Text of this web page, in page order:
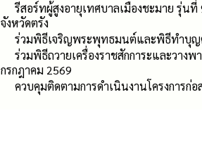
รีสอร์ทผู้สูงอายุเทศบาลเมืองชะมาย รุ่
จังหวัดตรัง
ร่วมพิธีเจริญพระพุทธมนต์และพิธีทำบุญตั
ร่วมพิธีถวายเครื่องราชสักการะและวา
กรกฎาคม 2569
ควบคุมติดตามการดำเนินงานโครงการ